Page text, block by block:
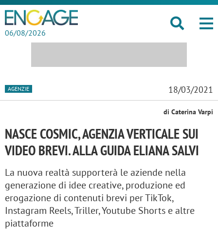
06/08/2026
AGENZIE 18/03/2021
di Caterina Varpi
NASCE COSMIC, AGENZIA VERTICALE SUI
VIDEO BREVI. ALLA GUIDA ELIANA SALVI
La nuova realtà supporterà le aziende nella
generazione di idee creative, produzione ed
erogazione di contenuti brevi per TikTok,
Instagram Reels, Triller, Youtube Shorts e altre
piattaforme